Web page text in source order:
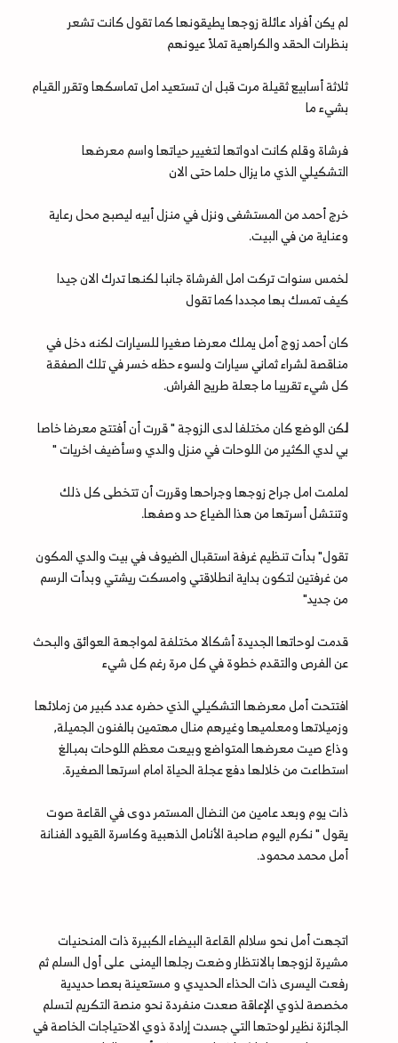
لم يكن أفراد عائلة زوجها يطيقونها كما تقول كانت تشعر
بنظرات الحقد والكراهية تملأ عيونهم
ثلاثة أسابيع ثقيلة مرت قبل ان تستعيد امل تماسكها وتقرر القيام
بشيء ما
فرشاة وقلم كانت ادواتها لتغيير حياتها واسم معرضها
التشكيلي الذي ما يزال حلما حتى الان
خرج أحمد من المستشفى ونزل في منزل أبيه ليصبح محل رعاية
وعناية من في البيت.
لخمس سنوات تركت امل الفرشاة جانبا لكنها تدرك الان جيدا
كيف تمسك بها مجددا كما تقول
كان أحمد زوج أمل يملك معرضا صغيرا للسيارات لكنه دخل في
مناقصة لشراء ثماني سيارات ولسوء حظه خسر في تلك الصفقة
كل شيء تقريبا ما جعلة طريح الفراش.
لكن الوضع كان مختلفا لدى الزوجة " قررت أن أفتتح معرضا خاصا
بي لدي الكثير من اللوحات في منزل والدي وسأضيف اخريات "
لملمت امل جراح زوجها وجراحها وقررت أن تتخطى كل ذلك
وتنتشل أسرتها من هذا الضياع حد وصفها.
تقول" بدأت تنظيم غرفة استقبال الضيوف في بيت والدي المكون
من غرفتين لتكون بداية انطلاقتي وامسكت ريشتي وبدأت الرسم
من جديد"
قدمت لوحاتها الجديدة أشكالا مختلفة لمواجهة العوائق والبحث
عن الفرص والتقدم خطوة في كل مرة رغم كل شيء
افتتحت أمل معرضها التشكيلي الذي حضره عدد كبير من زملائها
وزميلاتها ومعلميها وغيرهم منال مهتمين بالفنون الجميلة,
وذاع صيت معرضها المتواضع وبيعت معظم اللوحات بمبالغ
استطاعت من خلالها دفع عجلة الحياة امام اسرتها الصغيرة.
ذات يوم وبعد عامين من النضال المستمر دوى في القاعة صوت
يقول " نكرم اليوم صاحبة الأنامل الذهبية وكاسرة القيود الفنانة
أمل محمد محمود.
اتجهت أمل نحو سلالم القاعة البيضاء الكبيرة ذات المنحنيات
مشيرة لزوجها بالانتظار وضعت رجلها اليمنى على أول السلم ثم
رفعت اليسرى ذات الحذاء الحديدي و مستعينة بعصا حديدية
مخصصة لذوي الإعاقة صعدت منفردة نحو منصة التكريم لتسلم
الجائزة نظير لوحتها التي جسدت إرادة ذوي الاحتياجات الخاصة في